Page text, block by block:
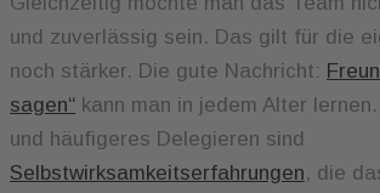
und zuverlässig sein. Das gilt für die
noch stärker. Die gute Nachricht:
sagen“ kann man in jedem Alter
und häufigeres Delegieren sind
Selbstwirksamkeitserfahrungen, die